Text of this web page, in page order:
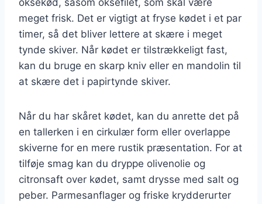
meget frisk. Det er vigtigt at fryse kødet i et par
timer, så det bliver lettere at skære i meget
tynde skiver. Når kødet er tilstrækkeligt fast,
kan du bruge en skarp kniv eller en mandolin til
at skære det i papirtynde skiver.
Når du har skåret kødet, kan du anrette det på
en tallerken i en cirkulær form eller overlappe
skiverne for en mere rustik præsentation. For at
tilføje smag kan du dryppe olivenolie og
citronsaft over kødet, samt drysse med salt og
peber. Parmesanflager og friske krydderurter